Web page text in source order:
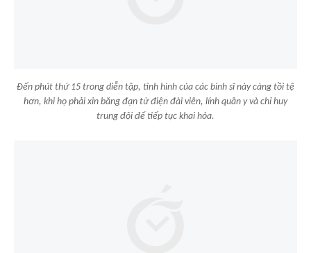
Đến phút thứ 15 trong diễn tập, tình hình của các binh sĩ này càng tồi tệ
hơn, khi họ phải xin băng đạn từ điện đài viên, lính quân y và chỉ huy
trung đội để tiếp tục khai hỏa.